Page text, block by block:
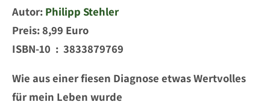
Autor: Philipp Stehler
Preis: 8,99 Euro
ISBN-10 ‏ : ‎ 3833879769
Wie aus einer fiesen Diagnose etwas Wertvolles
für mein Leben wurde